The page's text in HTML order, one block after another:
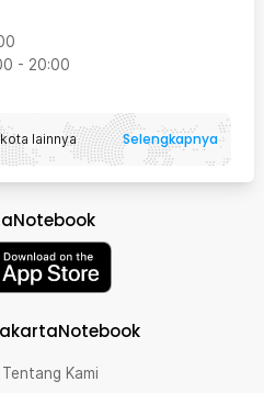
- 20:00
lainnya Selengkapnya
Tentang Kami